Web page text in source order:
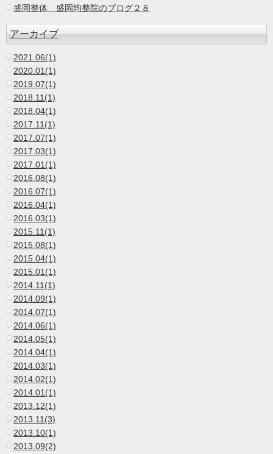
盛岡整体 盛岡均整院のブログ２８
アーカイブ
2021.06(1)
2020.01(1)
2019.07(1)
2018.11(1)
2018.04(1)
2017.11(1)
2017.07(1)
2017.03(1)
2017.01(1)
2016.08(1)
2016.07(1)
2016.04(1)
2016.03(1)
2015.11(1)
2015.08(1)
2015.04(1)
2015.01(1)
2014.11(1)
2014.09(1)
2014.07(1)
2014.06(1)
2014.05(1)
2014.04(1)
2014.03(1)
2014.02(1)
2014.01(1)
2013.12(1)
2013.11(3)
2013.10(1)
2013.09(2)